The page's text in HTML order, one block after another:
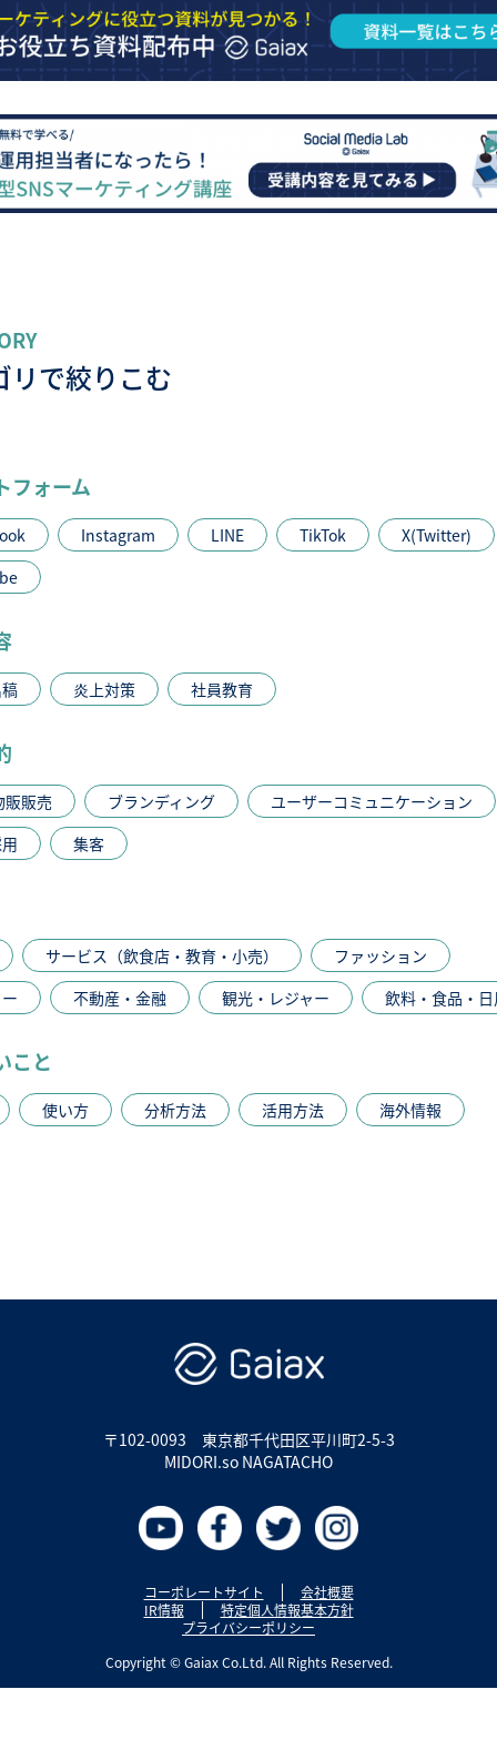
リで絞りこむ
フォーム
Instagram LINE TikTok
X(Twitter)
炎上対策 社員教育
販販売 ブランディング
ユーザーコミュニケーション
集客
サービス（飲食店・教育・小売）
ファッション
不動産・金融 観光・レジャー 飲料・食品・
こと
使い方 分析方法 活用方法 海外情報
〒102-0093 東京都千代田区平川町2-5-3
MIDORI.so NAGATACHO
コーポレートサイト
会社概要
IR情報
特定個人情報基本方針
プライバシーポリシー
Copyright © Gaiax Co.Ltd. All Rights Reserved.